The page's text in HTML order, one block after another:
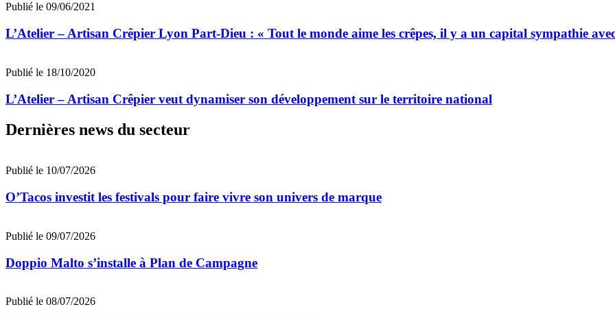
Publié le 09/06/2021
L’Atelier – Artisan Crêpier Lyon Part-Dieu : « Tout le monde aime les crêpes, il y a un capital sympathie
Publié le 18/10/2020
L’Atelier – Artisan Crêpier veut dynamiser son développement sur le territoire national
Dernières news du secteur
Publié le 10/07/2026
O’Tacos investit les festivals pour faire vivre son univers de marque
Publié le 09/07/2026
Doppio Malto s’installe à Plan de Campagne
Publié le 08/07/2026